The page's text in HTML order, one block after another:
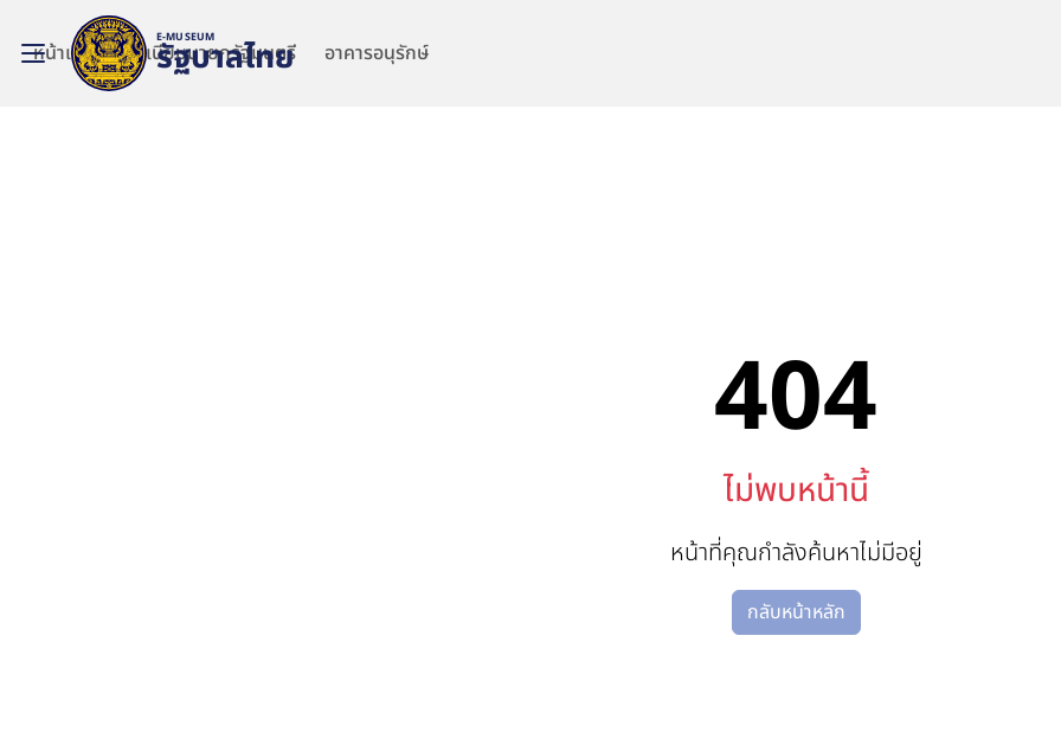
รัฐบาลไทย
E-MUSEUM
หน้าแรก ทำเนียบนายกรัฐมนตรี อาคารอนุรักษ์
404
ไม่พบหน้านี้
หน้าที่คุณกำลังค้นหาไม่มีอยู่
กลับหน้าหลัก